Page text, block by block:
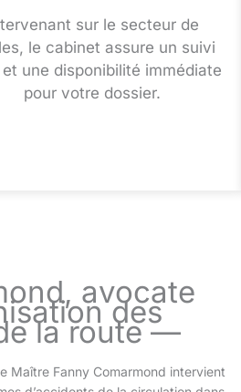
sur le secteur de
le cabinet assure un suivi
une disponibilité immédiate
pour votre dossier.
avocate
des
la route —
Maître Fanny Comarmond intervient